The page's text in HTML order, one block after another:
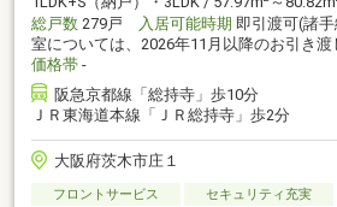
総戸数 279戸 入居可能時期 即引渡可(諸
室については、2026年11月以降のお引き渡
価格帯 -
阪急京都線「総持寺」歩10分
ＪＲ東海道本線「ＪＲ総持寺」歩2分
大阪府茨木市庄１
フロントサービス セキュリティ充実